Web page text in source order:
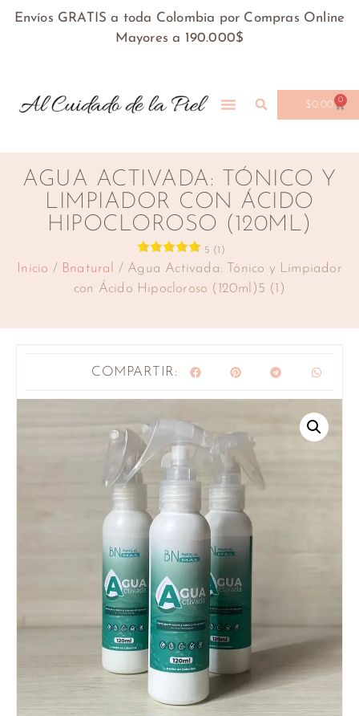
Envíos GRATIS a toda Colombia por Compras Online
Mayores a 190.000$
$0.00 0
AGUA ACTIVADA: TÓNICO Y
LIMPIADOR CON ÁCIDO
HIPOCLOROSO (120ML)
5 (1)
Inicio / Bnatural
/ Agua Activada: Tónico y Limpiador
con Ácido Hipocloroso (120ml)5 (1)
COMPARTIR: